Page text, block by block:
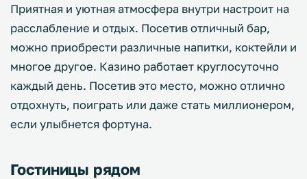
Приятная и уютная атмосфера внутри настроит на
расслабление и отдых. Посетив отличный бар,
можно приобрести различные напитки, коктейли и
многое другое. Казино работает круглосуточно
каждый день. Посетив это место, можно отлично
отдохнуть, поиграть или даже стать миллионером,
если улыбнется фортуна.
Гостиницы рядом